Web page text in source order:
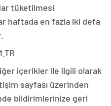
tüketilmesi
haftada en fazla iki defa
içerikler ile ilgili olarak
sayfası üzerinden
bildirimlerinize geri